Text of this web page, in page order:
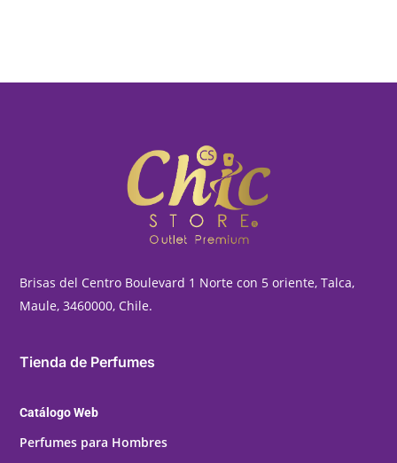
Brisas del Centro Boulevard 1 Norte con 5 oriente, Talca,
Maule, 3460000, Chile.
Tienda de Perfumes
Catálogo Web
Perfumes para Hombres